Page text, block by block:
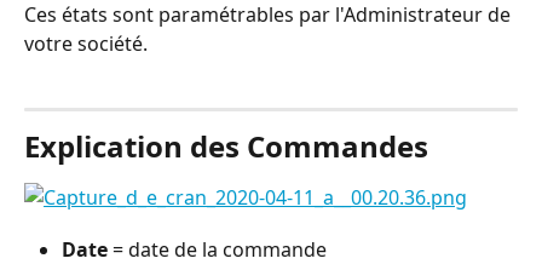
Ces états sont paramétrables par l'Administrateur de
votre société.
Explication des Commandes
Date = date de la commande